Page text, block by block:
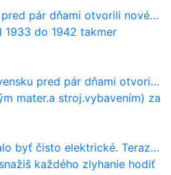
dňami otvorili nové mosty, ktoré to sú?
do 1942 takmer
pred pár dňami otvorili nové mosty, ktoré to sú?
mater.a stroj.vybavením) za
Teraz zisťuje, že potrebuje nový osemvalcový motor
každého zlyhanie hodiť